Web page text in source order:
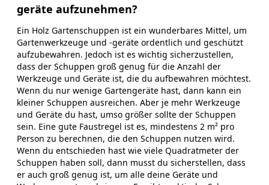
geräte aufzunehmen?
Ein Holz Gartenschuppen ist ein wunderbares Mittel, um
Gartenwerkzeuge und -geräte ordentlich und geschützt
aufzubewahren. Jedoch ist es wichtig sicherzustellen,
dass der Schuppen groß genug für die Anzahl der
Werkzeuge und Geräte ist, die du aufbewahren möchtest.
Wenn du nur wenige Gartengeräte hast, dann kann ein
kleiner Schuppen ausreichen. Aber je mehr Werkzeuge
und Geräte du hast, umso größer sollte der Schuppen
sein. Eine gute Faustregel ist es, mindestens 2 m² pro
Person zu berechnen, die den Schuppen nutzen wird.
Wenn du entschieden hast wie viele Quadratmeter der
Schuppen haben soll, dann musst du sicherstellen, dass
er auch groß genug ist, um alle deine Geräte und